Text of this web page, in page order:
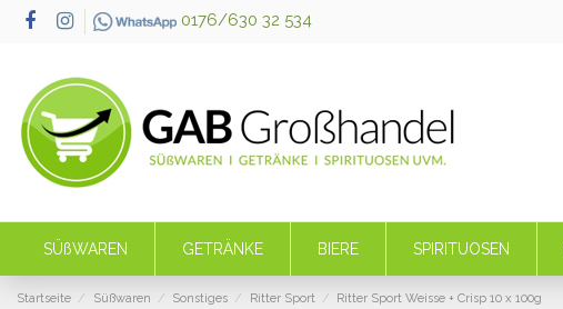
0176/630 32 534
SÜßWAREN GETRÄNKE BIERE SPIRITUOSEN
Startseite Süßwaren Sonstiges Ritter Sport Ritter Sport Weisse + Crisp 10 x 100g